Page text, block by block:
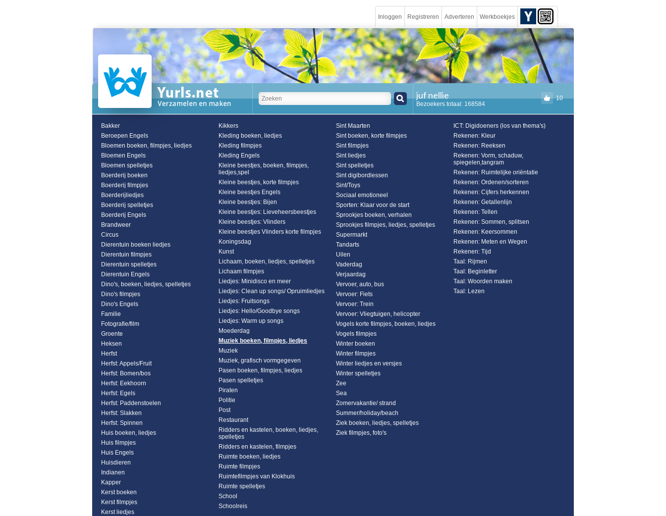
Inloggen Registreren Adverteren Werkboekjes
10
juf nellie
Bezoekers totaal: 168584
Bakker
Beroepen Engels
Bloemen boeken, filmpjes, liedjes
Bloemen Engels
Bloemen spelletjes
Boerderij boeken
Boerderij filmpjes
Boerderijliedjes
Boerderij spelletjes
Boerderij Engels
Brandweer
Circus
Dierentuin boeken liedjes
Dierentuin filmpjes
Dierentuin spelletjes
Dierentuin Engels
Dino's, boeken, liedjes, spelletjes
Dino's filmpjes
Dino's Engels
Familie
Fotografie/film
Groente
Heksen
Herfst
Herfst: Appels/Fruit
Herfst: Bomen/bos
Herfst: Eekhoorn
Herfst: Egels
Herfst: Paddenstoelen
Herfst: Slakken
Herfst: Spinnen
Huis boeken, liedjes
Huis filmpjes
Huis Engels
Huisdieren
Indianen
Kapper
Kerst boeken
Kerst filmpjes
Kerst liedjes
Kikkers
Kleding boeken, liedjes
Kleding filmpjes
Kleding Engels
Kleine beestjes, boeken, filmpjes,
liedjes,spel
Kleine beestjes, korte filmpjes
Kleine beestjes Engels
Kleine beestjes: Bijen
Kleine beestjes: Lieveheersbeestjes
Kleine beestjes: Vlinders
Kleine beestjes Vlinders korte filmpjes
Koningsdag
Kunst
Lichaam, boeken, liedjes, spelletjes
Lichaam filmpjes
Liedjes: Minidisco en meer
Liedjes: Clean up songs/ Opruimliedjes
Liedjes: Fruitsongs
Liedjes: Hello/Goodbye songs
Liedjes: Warm up songs
Moederdag
Muziek boeken, filmpjes, liedjes
Muziek
Muziek, grafisch vormgegeven
Pasen boeken, filmpjes, liedjes
Pasen spelletjes
Piraten
Politie
Post
Restaurant
Ridders en kastelen, boeken, liedjes,
spelletjes
Ridders en kastelen, filmpjes
Ruimte boeken, liedjes
Ruimte filmpjes
Ruimtefilmpjes van Klokhuis
Ruimte spelletjes
School
Schoolreis
Sint Maarten
Sint boeken, korte filmpjes
Sint filmpjes
Sint liedjes
Sint spelletjes
Sint digibordlessen
Sint/Toys
Sociaal emotioneel
Sporten: Klaar voor de start
Sprookjes boeken, verhalen
Sprookjes filmpjes, liedjes, spelletjes
Supermarkt
Tandarts
Uilen
Vaderdag
Verjaardag
Vervoer, auto, bus
Vervoer: Fiets
Vervoer: Trein
Vervoer: Vliegtuigen, helicopter
Vogels korte filmpjes, boeken, liedjes
Vogels filmpjes
Winter boeken
Winter filmpjes
Winter liedjes en versjes
Winter spelletjes
Zee
Sea
Zomervakantie/ strand
Summer/holiday/beach
Ziek boeken, liedjes, spelletjes
Ziek filmpjes, foto's
ICT: Digidoeners (los van thema's)
Rekenen: Kleur
Rekenen: Reeksen
Rekenen: Vorm, schaduw,
spiegelen,tangram
Rekenen: Ruimtelijke oriëntatie
Rekenen: Ordenen/sorteren
Rekenen: Cijfers herkennen
Rekenen: Getallenlijn
Rekenen: Tellen
Rekenen: Sommen, splitsen
Rekenen: Keersommen
Rekenen: Meten en Wegen
Rekenen: Tijd
Taal: Rijmen
Taal: Beginletter
Taal: Woorden maken
Taal: Lezen